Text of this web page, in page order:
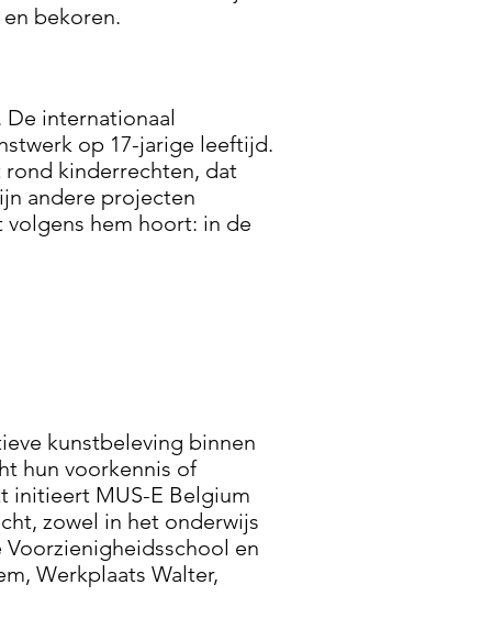
bekoren.
De internationaal
op 17-jarige leeftijd.
kinderrechten, dat
andere projecten
hem hoort: in de
kunstbeleving binnen
hun voorkennis of
initieert MUS-E Belgium
zowel in het onderwijs
en
Werkplaats Walter,